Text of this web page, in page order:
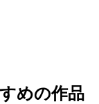
めの作品